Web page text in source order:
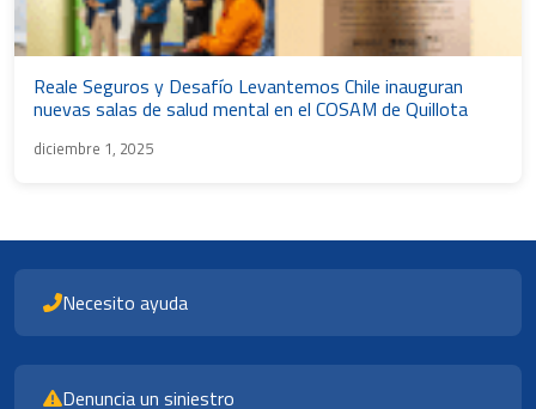
Reale Seguros y Desafío Levantemos Chile inauguran
nuevas salas de salud mental en el COSAM de Quillota
diciembre 1, 2025
Necesito ayuda
Denuncia un siniestro